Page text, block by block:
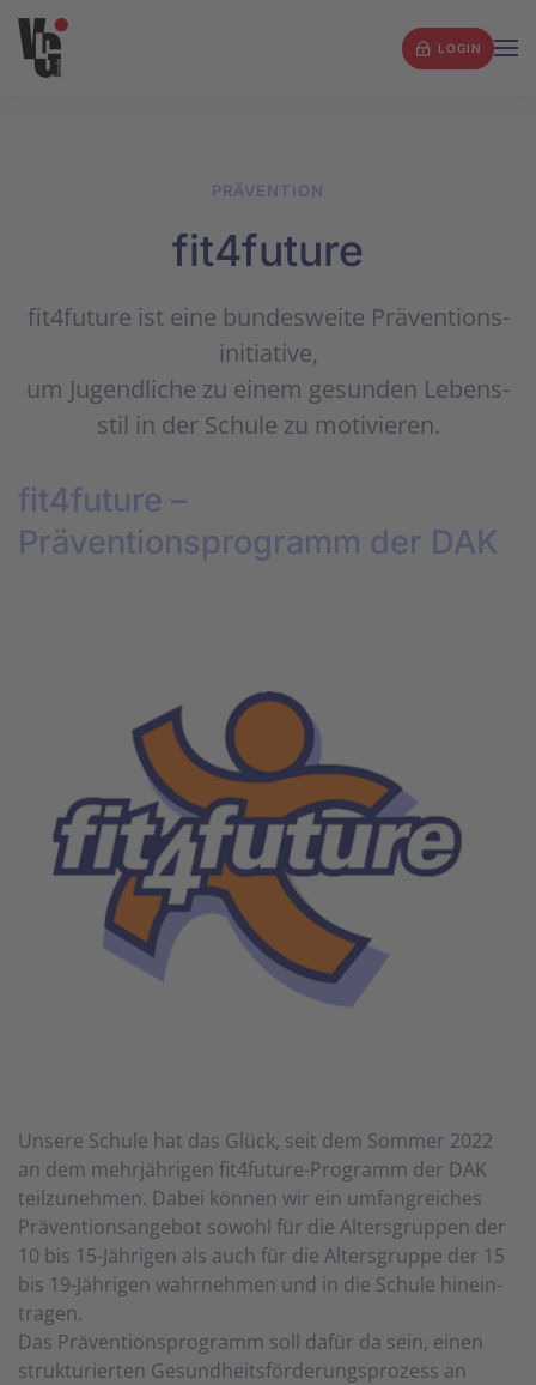
Zum Hauptinhalt springen
LOGIN
PRÄVENTION
fit4future
fit4future ist eine bun­des­wei­te Prä­ven­tions­
ini­tia­tive,
um Ju­gend­li­che zu ein­em ge­sun­den Le­bens­
stil in der Schu­le zu mo­ti­vier­en.
fit4future –
Präventionsprogramm der DAK
Unsere Schule hat das Glück, seit dem Som­mer 2022
an dem mehr­jähr­igen fit4fu­tu­re-Pro­gramm der DAK
teil­zu­neh­men. Dabei können wir ein um­fang­reich­es
Prä­ven­tions­an­ge­bot so­wohl für die Al­ters­grup­pen der
10 bis 15-Jähr­i­gen als auch für die Al­ters­grup­pe der 15
bis 19-Jähr­i­gen wahr­neh­men und in die Schule hin­ein­
tra­gen.
Das Präventions­programm soll dafür da sein, einen
struk­tur­ier­ten Gesund­heits­för­der­ungs­pro­zess an